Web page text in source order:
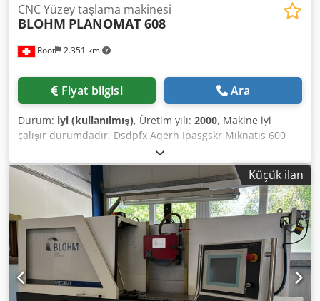
Root 2.351 km
CNC Yüzey taşlama makinesi
BLOHM PLANOMAT 608
Fiyat bilgisi Ara
Durum: iyi (kullanılmış), Üretim yılı: 2000, Makine iyi
çalışır durumdadır. Dsdpfx Aqerh Ipasgskr Mıknatıs 600
Küçük ilan